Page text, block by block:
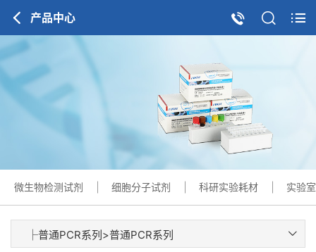
产品中心
微生物检测试剂 细胞分子试剂 科研实验耗材 实验